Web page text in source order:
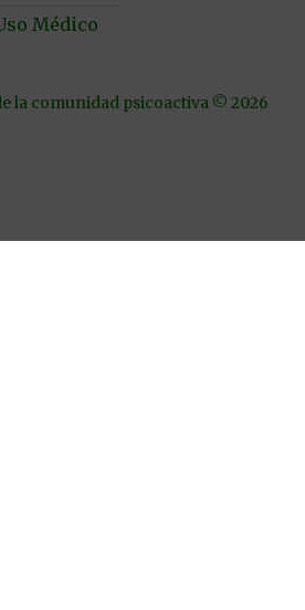
Médico
la comunidad psicoactiva © 2026